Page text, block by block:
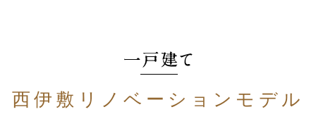
西伊敷リノベーションモデル